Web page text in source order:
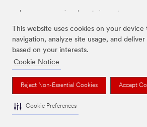
This website uses cookies on your device
navigation, analyze site usage, and
based on your interests.
Cookie Notice
Reject Non-Essential Cookies Accept
Cookie Preferences
Las marcas mencionadas anteriormente son